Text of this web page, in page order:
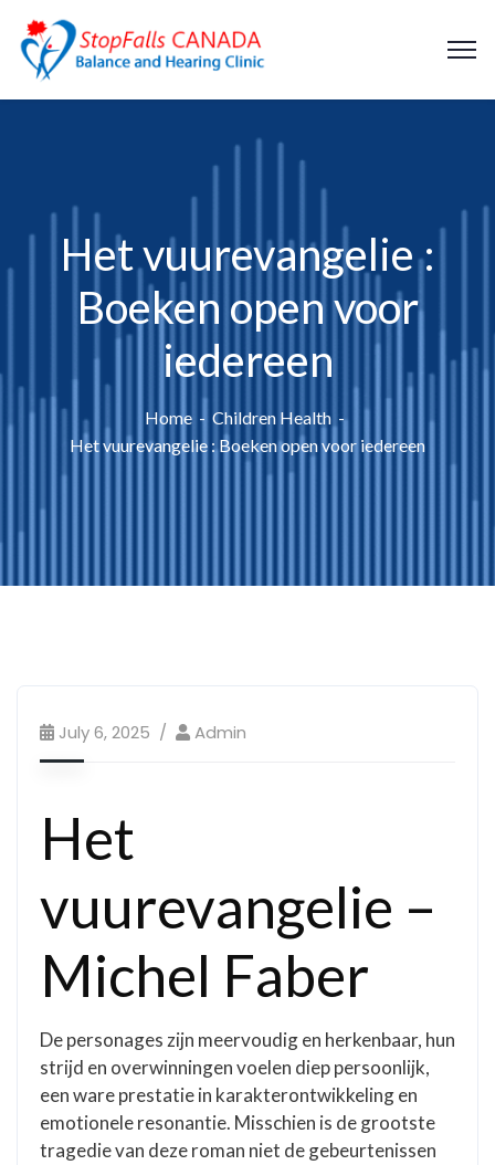
Het vuurevangelie :
Boeken open voor
iedereen
Home
Children Health
Het vuurevangelie : Boeken open voor iedereen
July 6, 2025 Admin
Het
vuurevangelie –
Michel Faber
De personages zijn meervoudig en herkenbaar, hun
strijd en overwinningen voelen diep persoonlijk,
een ware prestatie in karakterontwikkeling en
emotionele resonantie. Misschien is de grootste
tragedie van deze roman niet de gebeurtenissen